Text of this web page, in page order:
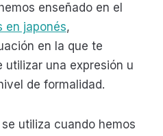
enseñado en el
en japonés,
en la que te
utilizar una expresión u
de formalidad.
utiliza cuando hemos